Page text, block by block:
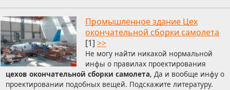
Промышленное здание Цех
окончательной сборки самолета
[1] >>
Не могу найти никакой нормальной
инфы о правилах проектирования
цехов окончательной сборки самолета, Да и вообще инфу о
проектировании подобных вещей. Подскажите литературу.